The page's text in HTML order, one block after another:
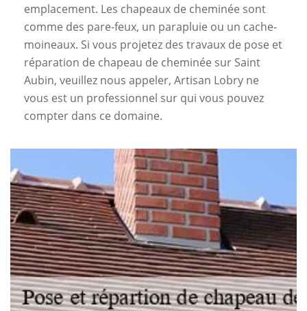
emplacement. Les chapeaux de cheminée sont
comme des pare-feux, un parapluie ou un cache-
moineaux. Si vous projetez des travaux de pose et
réparation de chapeau de cheminée sur Saint
Aubin, veuillez nous appeler, Artisan Lobry ne
vous est un professionnel sur qui vous pouvez
compter dans ce domaine.